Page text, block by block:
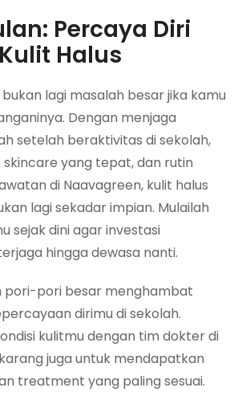
Percaya Diri
Halus
lagi masalah besar jika kamu
Dengan menjaga
setelah beraktivitas di sekolah,
yang tepat, dan rutin
di Naavagreen, kulit halus
lagi sekadar impian. Mulailah
sejak dini agar investasi
hingga dewasa nanti.
pori-pori besar menghambat
dirimu di sekolah.
kulitmu dengan tim dokter di
juga untuk mendapatkan
treatment yang paling sesuai.